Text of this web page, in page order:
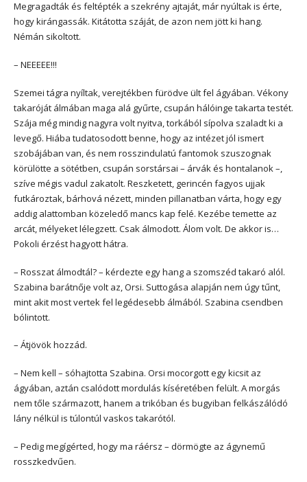
Megragadták és feltépték a szekrény ajtaját, már nyúltak is érte,
hogy kirángassák. Kitátotta száját, de azon nem jött ki hang.
Némán sikoltott.
– NEEEEE!!!
Szemei tágra nyíltak, verejtékben fürödve ült fel ágyában. Vékony
takaróját álmában maga alá gyűrte, csupán hálóinge takarta testét.
Szája még mindig nagyra volt nyitva, torkából sípolva szaladt ki a
levegő. Hiába tudatosodott benne, hogy az intézet jól ismert
szobájában van, és nem rosszindulatú fantomok szuszognak
körülötte a sötétben, csupán sorstársai – árvák és hontalanok –,
szíve mégis vadul zakatolt. Reszketett, gerincén fagyos ujjak
futkároztak, bárhová nézett, minden pillanatban várta, hogy egy
addig alattomban közeledő mancs kap felé. Kezébe temette az
arcát, mélyeket lélegzett. Csak álmodott. Álom volt. De akkor is…
Pokoli érzést hagyott hátra.
– Rosszat álmodtál? – kérdezte egy hang a szomszéd takaró alól.
Szabina barátnője volt az, Orsi. Suttogása alapján nem úgy tűnt,
mint akit most vertek fel legédesebb álmából. Szabina csendben
bólintott.
– Átjövök hozzád.
– Nem kell – sóhajtotta Szabina. Orsi mocorgott egy kicsit az
ágyában, aztán csalódott mordulás kíséretében felült. A morgás
nem tőle származott, hanem a trikóban és bugyiban felkászálódó
lány nélkül is túlontúl vaskos takarótól.
– Pedig megígérted, hogy ma ráérsz – dörmögte az ágynemű
rosszkedvűen.